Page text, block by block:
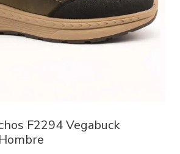
F2294 Vegabuck